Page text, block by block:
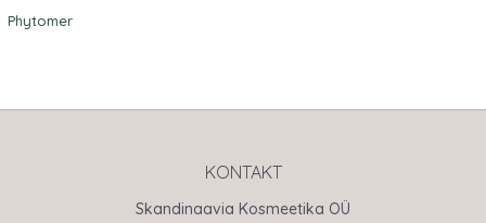
Phytomer
KONTAKT
Skandinaavia Kosmeetika OÜ